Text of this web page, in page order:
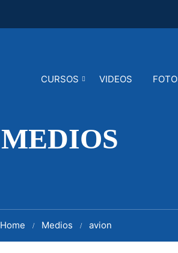
CURSOS VIDEOS
MEDIOS
Home Medios avion